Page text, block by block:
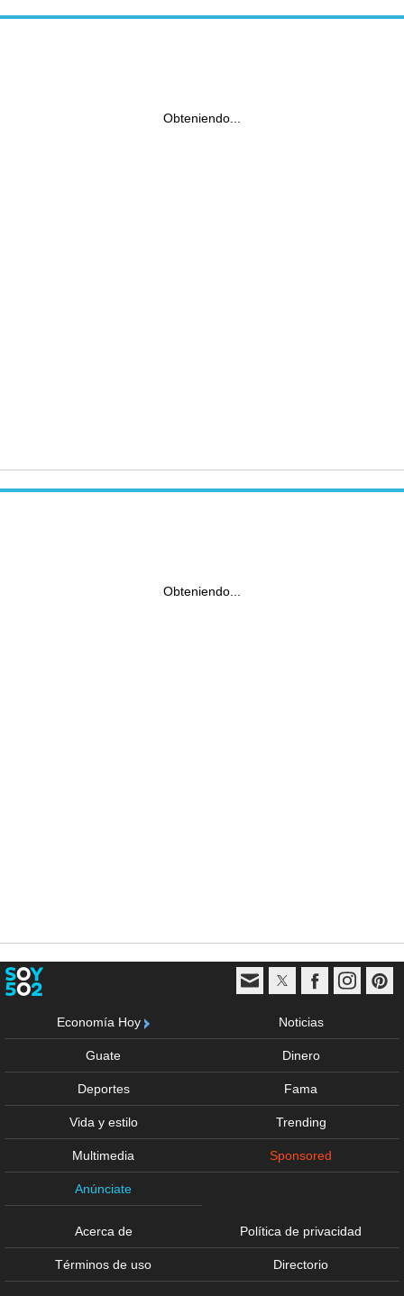
Obteniendo...
Obteniendo...
Economía Hoy Noticias
Guate Dinero
Deportes Fama
Vida y estilo Trending
Multimedia Sponsored
Anúnciate
Acerca de Política de privacidad
Términos de uso Directorio